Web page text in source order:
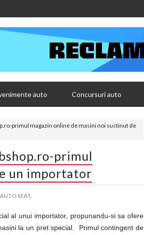
auto Concursuri auto
primul magazin online de masini noi sustinut de
primul
un importator
SEAT,
al unui importator, propunandu-si sa ofere
la un pret special. Primul contingent de